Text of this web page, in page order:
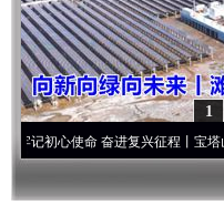
1
命 奋进复兴征程丨宝塔山下好光景..